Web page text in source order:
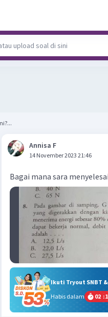
Annisa F
14 November 2023 21:46
Bagai mana sara
Ikuti Tryout SNBT
Habis dalam
02 :